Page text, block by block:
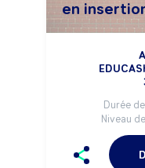
en
Durée
Niveau